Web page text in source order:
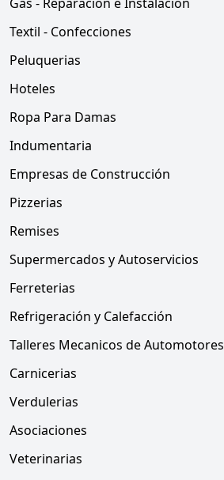
Textil - Confecciones
Peluquerias
Hoteles
Ropa Para Damas
Indumentaria
Empresas de Construcción
Pizzerias
Remises
Supermercados y Autoservicios
Ferreterias
Refrigeración y Calefacción
Talleres Mecanicos de Automotores
Carnicerias
Verdulerias
Asociaciones
Veterinarias